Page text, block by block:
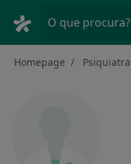
O que procura?
Homepage Psiquiatra